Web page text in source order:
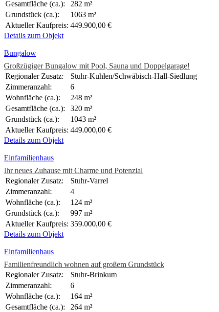
Gesamtfläche (ca.):
282 m²
Grundstück (ca.):
1063 m²
Aktueller Kaufpreis: 449.900,00 €
Details zum Objekt
Bungalow
Großzügiger Bungalow mit Pool, Sauna und Doppelgarage!
Regionaler Zusatz:
Stuhr-Kuhlen/Schwäbisch-Hall-Siedlung
Zimmeranzahl:
6
Wohnfläche (ca.):
248 m²
Gesamtfläche (ca.):
320 m²
Grundstück (ca.):
1043 m²
Aktueller Kaufpreis: 449.000,00 €
Details zum Objekt
Einfamilienhaus
Ihr neues Zuhause mit Charme und Potenzial
Regionaler Zusatz:
Stuhr-Varrel
Zimmeranzahl:
4
Wohnfläche (ca.):
124 m²
Grundstück (ca.):
997 m²
Aktueller Kaufpreis: 359.000,00 €
Details zum Objekt
Einfamilienhaus
Familienfreundlich wohnen auf großem Grundstück
Regionaler Zusatz:
Stuhr-Brinkum
Zimmeranzahl:
6
Wohnfläche (ca.):
164 m²
Gesamtfläche (ca.):
264 m²